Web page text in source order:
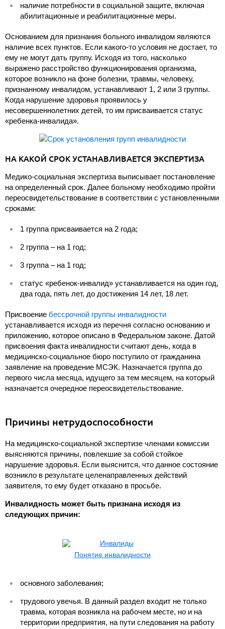
наличие потребности в социальной защите, включая
абилитационные и реабилитационные меры.
Основанием для признания больного инвалидом являются
наличие всех пунктов. Если какого-то условия не достает, то
ему не могут дать группу. Исходя из того, насколько
выражено расстройство функционирования организма,
которое возникло на фоне болезни, травмы, человеку,
признанному инвалидом, устанавливают 1, 2 или 3 группы.
Когда нарушение здоровья проявилось у
несовершеннолетних детей, то им присваивается статус
«ребенка-инвалида».
НА КАКОЙ СРОК УСТАНАВЛИВАЕТСЯ ЭКСПЕРТИЗА
Медико-социальная экспертиза выписывает постановление
на определенный срок. Далее больному необходимо пройти
переосвидетельствование в соответствии с установленными
сроками:
1 группа присваивается на 2 года;
2 группа – на 1 год;
3 группа – на 1 год;
статус «ребенок-инвалид» устанавливается на один год,
два года, пять лет, до достижения 14 лет, 18 лет.
Присвоение бессрочной группы инвалидности
устанавливается исходя из перечня согласно основанию и
приложению, которое описано в Федеральном законе. Датой
присвоения факта инвалидности считают день, когда в
медицинско-социальное бюро поступило от гражданина
заявление на проведение МСЭК. Назначается группа до
первого числа месяца, идущего за тем месяцем, на который
назначается очередное переосвидетельствование.
Причины нетрудоспособности
На медицинско-социальной экспертизе членами комиссии
выясняются причины, повлекшие за собой стойкое
нарушение здоровья. Если выяснится, что данное состояние
возникло в результате целенаправленных действий
заявителя, то ему будет отказано в просьбе.
Инвалидность может быть признана исходя из
следующих причин:
Понятие инвалидности
основного заболевания;
трудового увечья. В данный раздел входит не только
травма, которая возникла на рабочем месте, но и на
территории предприятия, на пути следования на работу